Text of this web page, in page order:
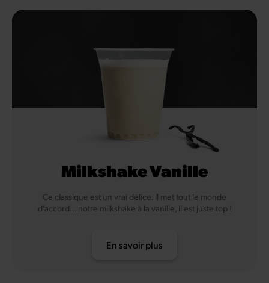
Milkshake Vanille
Ce classique est un vrai délice. Il met tout le monde
d’accord… notre milkshake à la vanille, il est juste top !
En savoir plus